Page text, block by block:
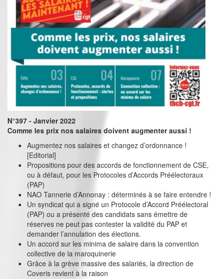
N°397 - Janvier 2022
Comme les prix nos salaires doivent augmenter aussi !
Augmentez nos salaires et changez d’ordonnance !
[Editorial]
Propositions pour des accords de fonctionnement de CSE,
ou à défaut, pour les Protocoles d’Accords Préélectoraux
(PAP)
NAO Tannerie d’Annonay : déterminés à se faire entendre !
Un syndicat qui a signé un Protocole d’Accord Préélectoral
(PAP) ou a présenté des candidats sans émettre de
réserves ne peut pas contester la validité du PAP et
demander l’annulation des élections.
Un accord sur les minima de salaire dans la convention
collective de la maroquinerie
Grâce à la grève massive des salariés, la direction de
Coveris revient à la raison